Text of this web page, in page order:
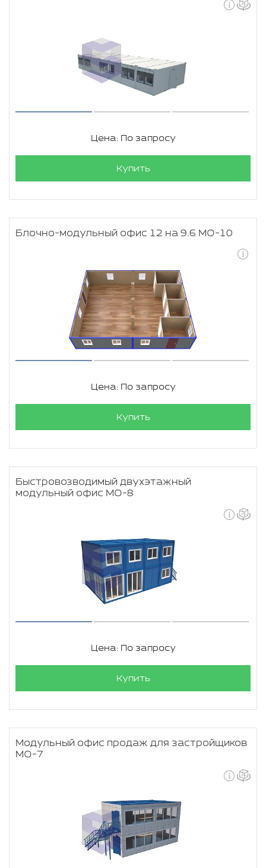
Цена: По запросу
Купить
Блочно-модульный офис 12 на 9.6 МО-10
Цена: По запросу
Купить
Быстровозводимый двухэтажный
модульный офис МО-8
Цена: По запросу
Купить
Модульный офис продаж для застройщиков
МО-7